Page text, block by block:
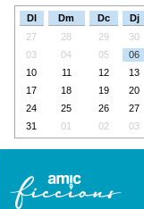
Dl Dm Dc Dj
27
28 29 30
03
04 05 06
10
11 12 13
17
18 19 20
24
25 26 27
31
01 02 03